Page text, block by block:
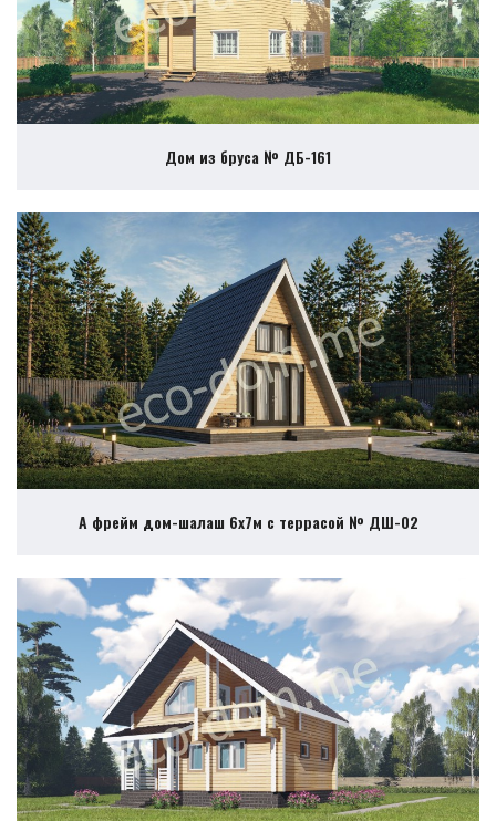
Дом из бруса № ДБ-161
А фрейм дом-шалаш 6х7м с террасой № ДШ-02